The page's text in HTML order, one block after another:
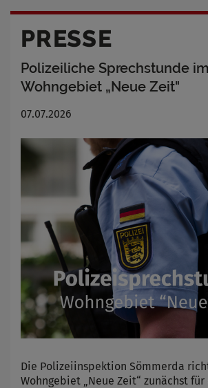
PRESSE
Polizeiliche Sprechstunde im
Wohngebiet „Neue Zeit"
07.07.2026
Die Polizeiinspektion Sömmerda
Wohngebiet „Neue Zeit“ zunächst